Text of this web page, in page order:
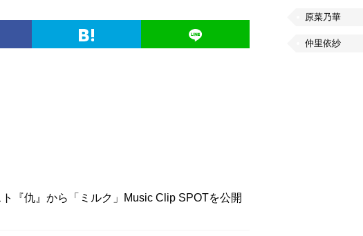
『仇』から「ミルク」Music Clip SPOTを公開
原菜乃華
仲里依紗